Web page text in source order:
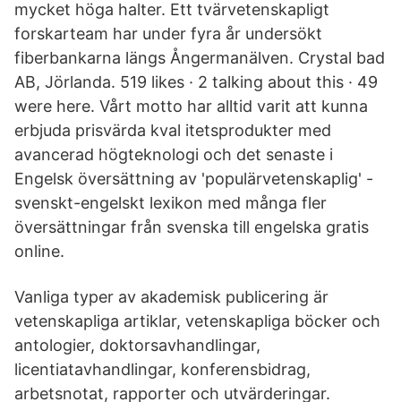
mycket höga halter. Ett tvärvetenskapligt
forskarteam har under fyra år undersökt
fiberbankarna längs Ångermanälven. Crystal bad
AB, Jörlanda. 519 likes · 2 talking about this · 49
were here. Vårt motto har alltid varit att kunna
erbjuda prisvärda kval itetsprodukter med
avancerad högteknologi och det senaste i
Engelsk översättning av 'populärvetenskaplig' -
svenskt-engelskt lexikon med många fler
översättningar från svenska till engelska gratis
online.
Vanliga typer av akademisk publicering är
vetenskapliga artiklar, vetenskapliga böcker och
antologier, doktorsavhandlingar,
licentiatavhandlingar, konferensbidrag,
arbetsnotat, rapporter och utvärderingar.